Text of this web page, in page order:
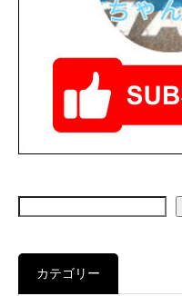
カテゴリー